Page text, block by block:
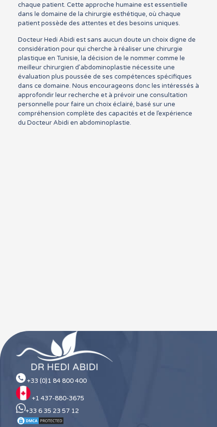
chaque patient. Cette approche humaine est essentielle
dans le domaine de la chirurgie esthétique, où chaque
patient possède des attentes et des besoins uniques.
Docteur Hedi Abidi est sans aucun doute un choix digne de
considération pour qui cherche à réaliser une chirurgie
plastique en Tunisie, la décision de le nommer comme le
meilleur chirurgien d’abdominoplastie nécessite une
évaluation plus poussée de ses compétences spécifiques
dans ce domaine. Nous encourageons donc les intéressés à
approfondir leur recherche et à prévoir une consultation
personnelle pour faire un choix éclairé, basé sur une
compréhension complète des capacités et de l’expérience
du Docteur Abidi en abdominoplastie.
+33 (0)1 84 800 400
+1 437-880-3675
+33 6 35 23 57 12